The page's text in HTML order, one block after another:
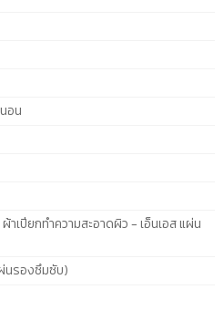
อน
าเปียกทำความสะอาดผิว - เอ็นเอส แผ่น
นรองซึมซับ)